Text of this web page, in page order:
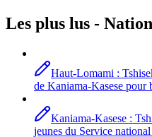
Les plus lus -
Haut-Lomami :
de Kaniama-Kasese pour
Kaniama-Kasese :
jeunes du Service